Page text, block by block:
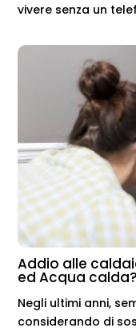
vivere senza un
Addio alle
ed Acqua calda?
Negli ultimi anni,
considerando di